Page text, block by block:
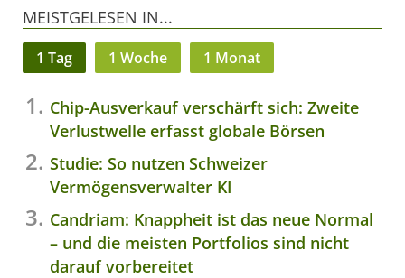
MEISTGELESEN IN...
1 Tag 1 Woche 1 Monat
Chip-Ausverkauf verschärft sich: Zweite
Verlustwelle erfasst globale Börsen
Studie: So nutzen Schweizer
Vermögensverwalter KI
Candriam: Knappheit ist das neue Normal
– und die meisten Portfolios sind nicht
darauf vorbereitet